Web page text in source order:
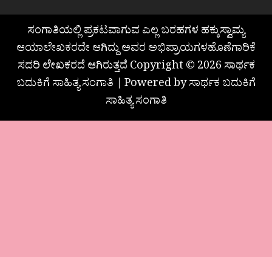
ಸಂಗಾತಿಯಲ್ಲಿ ಪ್ರಕಟವಾಗುವ ಎಲ್ಲ ಬರಹಗಳ ಹಕ್ಕುಸ್ವಾಮ್ಯ
ಆಯಾಲೇಖಕರದೇ ಆಗಿದ್ದು ಅವರ ಅಭಿಪ್ರಾಯಗಳಹೊಣೆಗಾರಿಕೆ
ಸದರಿ ಲೇಖಕರದೆ ಆಗಿರುತ್ತದೆ Copyright © 2026 ಸಾರ್ಥಕ
ಬದುಕಿಗೆ ಸಾಹಿತ್ಯ ಸಂಗಾತಿ | Powered by ಸಾರ್ಥಕ ಬದುಕಿಗೆ
ಸಾಹಿತ್ಯ ಸಂಗಾತಿ